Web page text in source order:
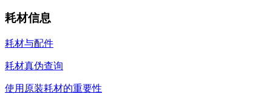
耗材信息
耗材与配件
耗材真伪查询
使用原装耗材的重要性